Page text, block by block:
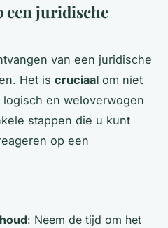
een juridische
van een juridische
Het is cruciaal om niet
en weloverwogen
stappen die u kunt
op een
: Neem de tijd om het